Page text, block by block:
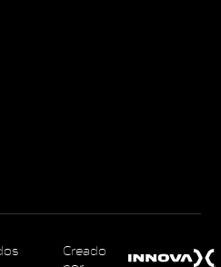
Creado